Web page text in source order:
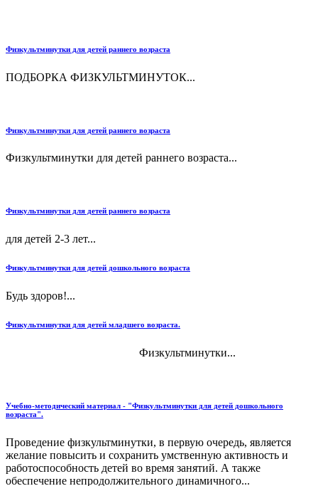
Физкультминутки для детей раннего возраста
ПОДБОРКА ФИЗКУЛЬТМИНУТОК...
Физкультминутки для детей раннего возраста
Физкультминутки для детей раннего возраста...
Физкультминутки для детей раннего возраста
для детей 2-3 лет...
Физкультминутки для детей дошкольного возраста
Будь здоров!...
Физкультминутки для детей младшего возраста.
Физкультминутки...
Учебно-методический материал - "Физкультминутки для детей дошкольного
возраста".
Проведение физкультминутки, в первую очередь, является
желание повысить и сохранить умственную активность и
работоспособность детей во время занятий. А также
обеспечение непродолжительного динамичного...